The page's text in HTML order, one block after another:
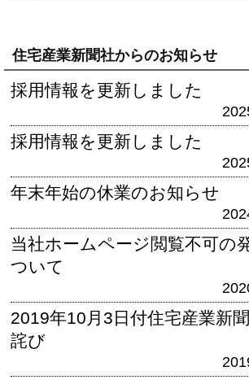
住宅産業新聞社からのお知らせ
採用情報を更新しました
採用情報を更新しました
年末年始の休業のお知らせ
当社ホームページ閲覧不可の
ついて
2019年10月3日付住宅産業新
詫び